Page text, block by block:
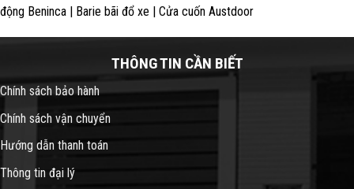
động Beninca | Barie bãi đổ xe | Cửa cuốn Austdoor
THÔNG TIN CẦN BIẾT
Chính sách bảo hành
Chính sách vận chuyển
Hướng dẫn thanh toán
Thông tin đại lý